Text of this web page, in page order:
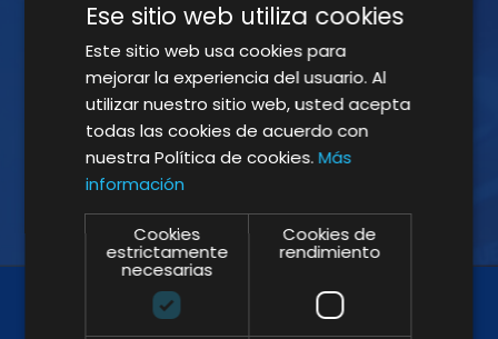
pierdas nuestros insights
Ese sitio web utiliza cookies
Este sitio web usa cookies para
mejorar la experiencia del usuario. Al
utilizar nuestro sitio web, usted acepta
todas las cookies de acuerdo con
nuestra Política de cookies.Más
información
Cookies
estrictamente
necesarias
Cookies de
rendimiento